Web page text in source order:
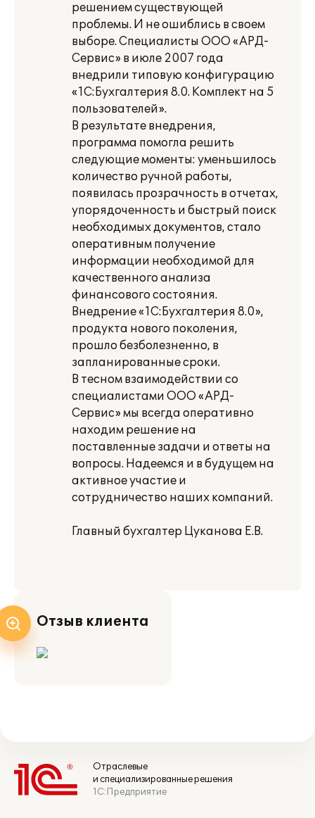
решением существующей
проблемы. И не ошиблись в своем
выборе. Специалисты ООО «АРД-
Сервис» в июле 2007 года
внедрили типовую конфигурацию
«1С:Бухгалтерия 8.0. Комплект на 5
пользователей».
В результате внедрения,
программа помогла решить
следующие моменты: уменьшилось
количество ручной работы,
появилась прозрачность в отчетах,
упорядоченность и быстрый поиск
необходимых документов, стало
оперативным получение
информации необходимой для
качественного анализа
финансового состояния.
Внедрение «1С:Бухгалтерия 8.0»,
продукта нового поколения,
прошло безболезненно, в
запланированные сроки.
В тесном взаимодействии со
специалистами ООО «АРД-
Сервис» мы всегда оперативно
находим решение на
поставленные задачи и ответы на
вопросы. Надеемся и в будущем на
активное участие и
сотрудничество наших компаний.
Главный бухгалтер Цуканова Е.В.
Отзыв клиента
Отраслевые
и специализированные решения
1С:Предприятие